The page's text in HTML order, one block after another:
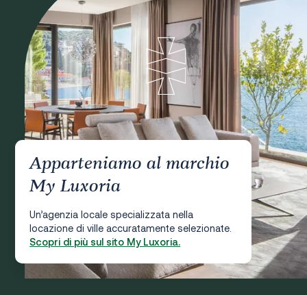
Apparteniamo al marchio
My Luxoria
Un’agenzia locale specializzata nella
locazione di ville accuratamente selezionate.
Scopri di più sul sito My Luxoria.